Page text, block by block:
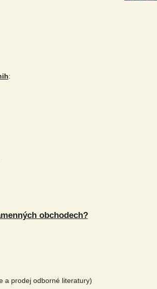
:
obchodech?
a prodej odborné literatury)